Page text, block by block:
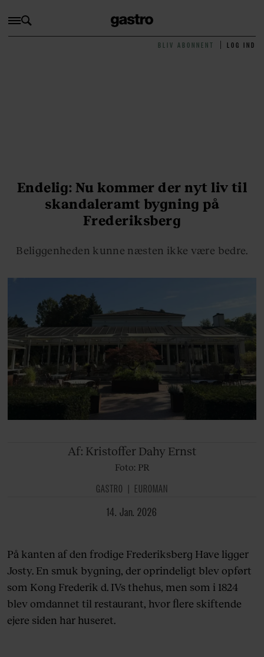
BLIV ABONNENT LOG IND
Endelig: Nu kommer der nyt liv til
skandaleramt bygning på
Frederiksberg
Beliggenheden kunne næsten ikke være bedre.
Af: Kristoffer Dahy Ernst
Foto: PR
GASTRO EUROMAN
14. Jan. 2026
På kanten af den frodige Frederiksberg Have ligger
Josty. En smuk bygning, der oprindeligt blev opført
som Kong Frederik d. IVs thehus, men som i 1824
blev omdannet til restaurant, hvor flere skiftende
ejere siden har huseret.